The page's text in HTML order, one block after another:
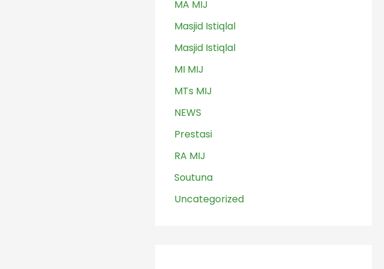
MA MIJ
Masjid Istiqlal
Masjid Istiqlal
MI MIJ
MTs MIJ
NEWS
Prestasi
RA MIJ
Soutuna
Uncategorized